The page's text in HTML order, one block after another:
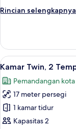
pemandangan
Rincian selengkapnya
Rincian
Kamar,
Tempat
Queen,
pemandangan
kota
Lihat
semua
foto
untuk
Kamar
Twin,
10
Kamar Twin, 2
Pemandangan kota
17 meter persegi
1 kamar tidur
Kapasitas 2